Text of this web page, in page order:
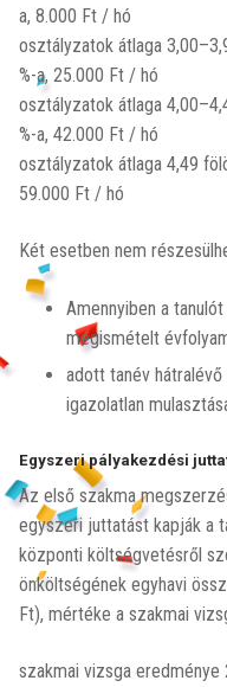
a, 8.000 Ft / hó
osztályzatok átlaga
%-a, 25.000 Ft / hó
osztályzatok átlaga
%-a, 42.000 Ft / hó
osztályzatok átlaga 4,49
59.000 Ft / hó
Két esetben nem
Amennyiben a
megismételt
adott tanév hátralévő
igazolatlan
Egyszeri pályakezdési
Az első szakma
egyszeri juttatást kapják a
központi költségvetésről
önköltségének egyhavi
Ft), mértéke a szakmai
szakmai vizsga